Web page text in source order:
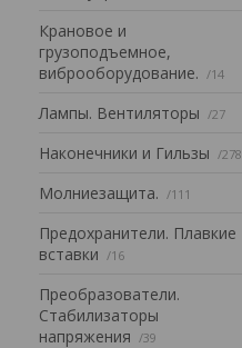
Крановое и
грузоподъемное,
виброоборудование.
14
Лампы. Вентиляторы 27
Наконечники и Гильзы 278
Mолниезащита. 111
Предохранители. Плавкие
вставки
16
Преобразователи.
Стабилизаторы
напряжения
39